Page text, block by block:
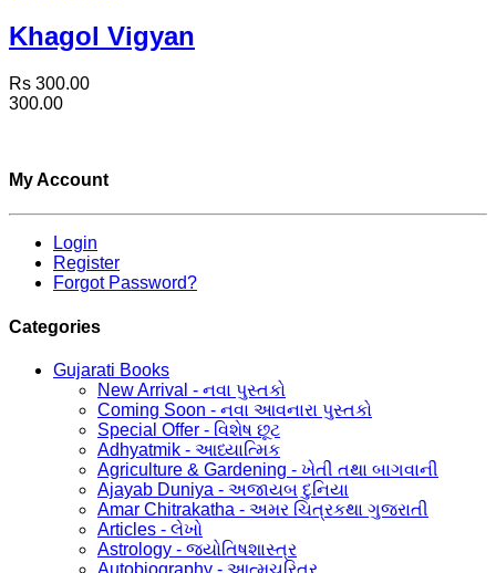
Khagol Vigyan
Rs 300.00
300.00
My Account
Login
Register
Forgot Password?
Categories
Gujarati Books
New Arrival - નવા પુસ્તકો
Coming Soon - નવા આવનારા પુસ્તકો
Special Offer - વિશેષ છૂટ
Adhyatmik - આધ્યાત્મિક
Agriculture & Gardening - ખેતી તથા બાગવાની
Ajayab Duniya - અજાયબ દુનિયા
Amar Chitrakatha - અમર ચિત્રકથા ગુજરાતી
Articles - લેખો
Astrology - જ્યોતિષશાસ્ત્ર
Autobiography - આત્મચરિત્ર